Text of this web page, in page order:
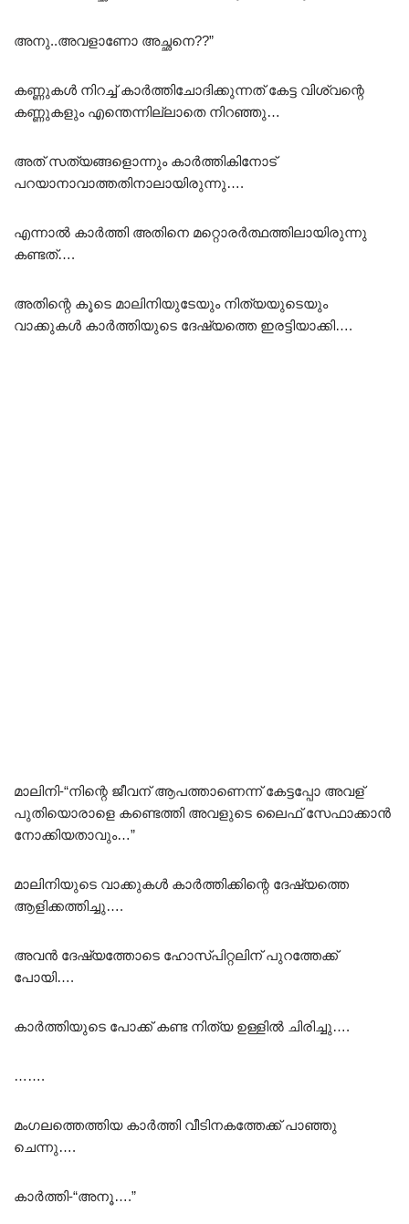
അനു..അവളാണോ അച്ഛനെ??”
കണ്ണുകൾ നിറച്ച് കാർത്തിചോദിക്കുന്നത് കേട്ട വിശ്വന്റെ
കണ്ണുകളും എന്തെന്നില്ലാതെ നിറഞ്ഞു…
അത് സത്യങ്ങളൊന്നും കാർത്തികിനോട്
പറയാനാവാത്തതിനാലായിരുന്നു….
എന്നാൽ കാർത്തി അതിനെ മറ്റൊരർത്ഥത്തിലായിരുന്നു
കണ്ടത്….
അതിന്റെ കൂടെ മാലിനിയുടേയും നിത്യയുടെയും
വാക്കുകൾ കാർത്തിയുടെ ദേഷ്യത്തെ ഇരട്ടിയാക്കി….
മാലിനി-“നിന്റെ ജീവന് ആപത്താണെന്ന് കേട്ടപ്പോ അവള്
പുതിയൊരാളെ കണ്ടെത്തി അവളുടെ ലൈഫ് സേഫാക്കാൻ
നോക്കിയതാവും…”
മാലിനിയുടെ വാക്കുകൾ കാർത്തിക്കിന്റെ ദേഷ്യത്തെ
ആളിക്കത്തിച്ചു….
അവൻ ദേഷ്യത്തോടെ ഹോസ്പിറ്റലിന് പുറത്തേക്ക്
പോയി….
കാർത്തിയുടെ പോക്ക് കണ്ട നിത്യ ഉള്ളിൽ ചിരിച്ചു….
…….
മംഗലത്തെത്തിയ കാർത്തി വീടിനകത്തേക്ക് പാഞ്ഞു
ചെന്നു….
കാർത്തി-“അനൂ….”